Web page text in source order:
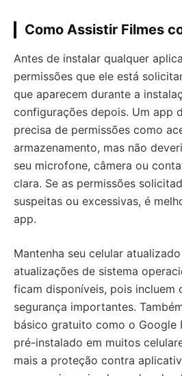
Como Assistir Filmes
Antes de instalar qualquer
permissões que ele está
que aparecem durante a
configurações depois. Um app
precisa de permissões como
armazenamento, mas não
seu microfone, câmera ou
clara. Se as permissões
suspeitas ou excessivas, é
app.
Mantenha seu celular
atualizações de sistema
ficam disponíveis, pois incluem
segurança importantes.
básico gratuito como o Google
pré-instalado em muitos
mais a proteção contra